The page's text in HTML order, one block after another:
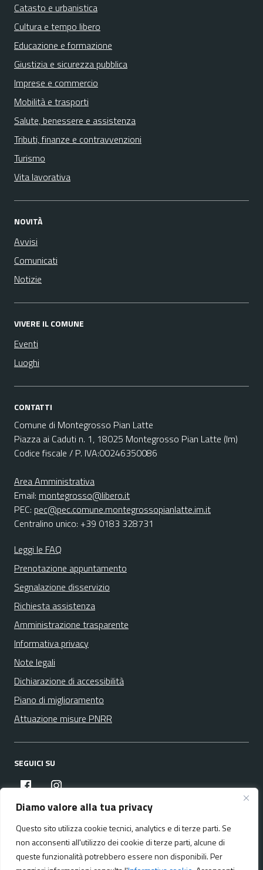
Diamo valore alla tua privacy
Questo sito utilizza cookie tecnici, analytics e di terze parti. Se
non acconsenti all'utilizzo dei cookie di terze parti, alcune di
queste funzionalità potrebbero essere non disponibili. Per
Catasto e urbanistica
Cultura e tempo libero
Educazione e formazione
Giustizia e sicurezza pubblica
Imprese e commercio
Mobilità e trasporti
Salute, benessere e assistenza
Tributi, finanze e contravvenzioni
Turismo
Vita lavorativa
NOVITÀ
Avvisi
Comunicati
Notizie
VIVERE IL COMUNE
Eventi
Luoghi
CONTATTI
Comune di Montegrosso Pian Latte
Piazza ai Caduti n. 1, 18025 Montegrosso Pian Latte (Im)
Codice fiscale / P. IVA:00246350086
Area Amministrativa
Email: montegrosso@libero.it
PEC: pec@pec.comune.montegrossopianlatte.im.it
Centralino unico: +39 0183 328731
Leggi le FAQ
Prenotazione appuntamento
Segnalazione disservizio
Richiesta assistenza
Amministrazione trasparente
Informativa privacy
Note legali
Dichiarazione di accessibilità
Piano di miglioramento
Attuazione misure PNRR
SEGUICI SU
facebookinstagram
Media policy Mappa del sito